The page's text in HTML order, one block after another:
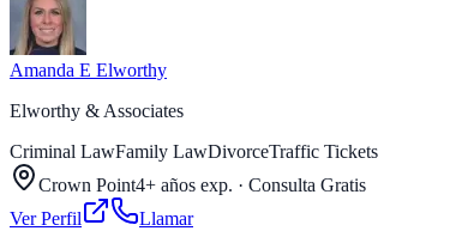
Amanda E Elworthy
Elworthy & Associates
Criminal LawFamily LawDivorceTraffic Tickets
Crown Point4+ años exp. · Consulta Gratis
Ver Perfil
Llamar